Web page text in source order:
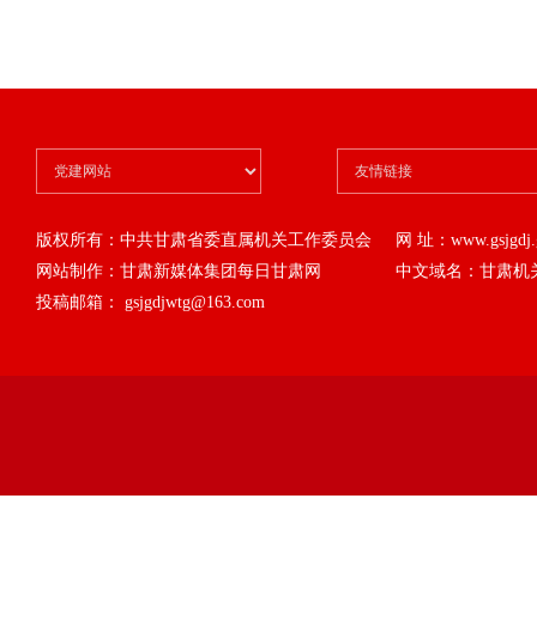
版权所有：中共甘肃省委直属机关工作委员会
网 址：
网站制作：甘肃新媒体集团每日甘肃网
中文域名：甘肃机
投稿邮箱： gsjgdjwtg@163.com